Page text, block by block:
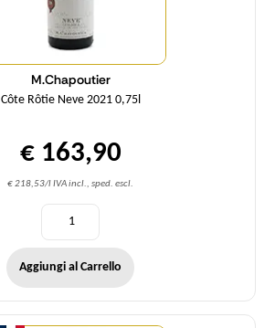
M.Chapoutier
Côte Rôtie Neve 2021 0,75l
€ 163,90
€ 218,53/l IVA incl., sped. escl.
Aggiungi al Carrello
Quantità